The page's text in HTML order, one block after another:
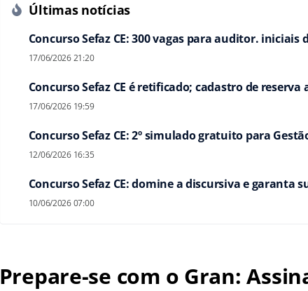
Últimas notícias
Concurso Sefaz CE: 300 vagas para auditor. iniciais
17/06/2026 21:20
Concurso Sefaz CE é retificado; cadastro de reserva
17/06/2026 19:59
Concurso Sefaz CE: 2º simulado gratuito para
12/06/2026 16:35
Concurso Sefaz CE: domine a discursiva e garanta
10/06/2026 07:00
Prepare-se com o Gran: